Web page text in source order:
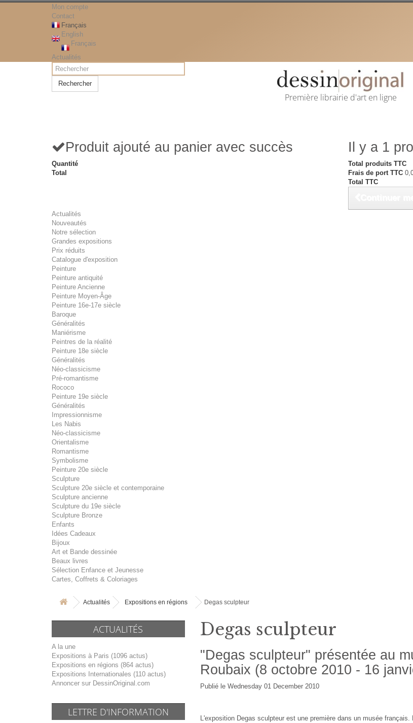
Mon compte
Contact
Français
English
Français
Actualités
Rechercher
Première librairie d'art en ligne
Produit ajouté au panier avec succès
Quantité
Total
Il y a 1
Total produits TTC
Frais de port TTC
Total TTC
Actualités
Nouveautés
Notre sélection
Grandes expositions
Prix réduits
Catalogue d'exposition
Peinture
Peinture antiquité
Peinture Ancienne
Peinture Moyen-Âge
Peinture 16e-17e siècle
Baroque
Généralités
Maniérisme
Peintres de la réalité
Peinture 18e siècle
Généralités
Néo-classicisme
Pré-romantisme
Rococo
Peinture 19e siècle
Généralités
Impressionnisme
Les Nabis
Néo-classicisme
Orientalisme
Romantisme
Symbolisme
Peinture 20e siècle
Sculpture
Sculpture 20e siècle et contemporaine
Sculpture ancienne
Sculpture du 19e siècle
Sculpture Bronze
Enfants
Idées Cadeaux
Bijoux
Art et Bande dessinée
Beaux livres
Sélection Enfance et Jeunesse
Cartes, Coffrets & Coloriages
Actualités Expositions en régions Degas sculpteur
ACTUALITÉS
A la une
Expositions à Paris (1096 actus)
Expositions en régions (864 actus)
Expositions Internationales (110 actus)
Annoncer sur DessinOriginal.com
LETTRE D'INFORMATION
Degas sculpteur
"Degas sculpteur" présentée au
Roubaix (8 octobre 2010 - 16
Publié le Wednesday 01 December 2010
L'exposition Degas sculpteur est une première dans un musée